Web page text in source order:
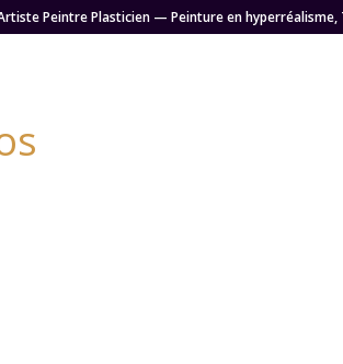
Artiste Peintre Plasticien — Peinture en